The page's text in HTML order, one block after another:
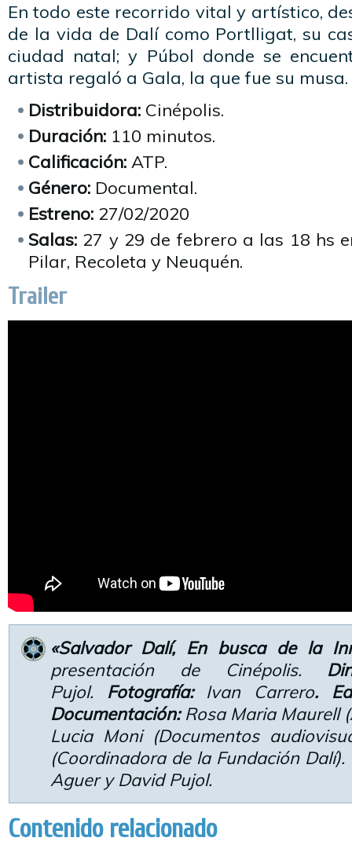
En todo este recorrido vital y artístico,
de la vida de Dalí como Portlligat, su
ciudad natal; y Púbol donde se
artista regaló a Gala, la que fue su musa.
Distribuidora: Cinépolis.
Duración: 110 minutos.
Calificación: ATP.
Género: Documental.
Estreno: 27/02/2020
Salas: 27 y 29 de febrero a las 18 hs
Pilar, Recoleta y Neuquén.
Trailer
«Salvador Dalí, En busca de la
presentación de Cinépolis.
Pujol. Fotografía: Ivan Carrero.
Documentación:Rosa Maria Maurell
Lucia Moni (Documentos
(Coordinadora de la Fundación Dalí).
Aguer y David Pujol.
Contenido relacionado